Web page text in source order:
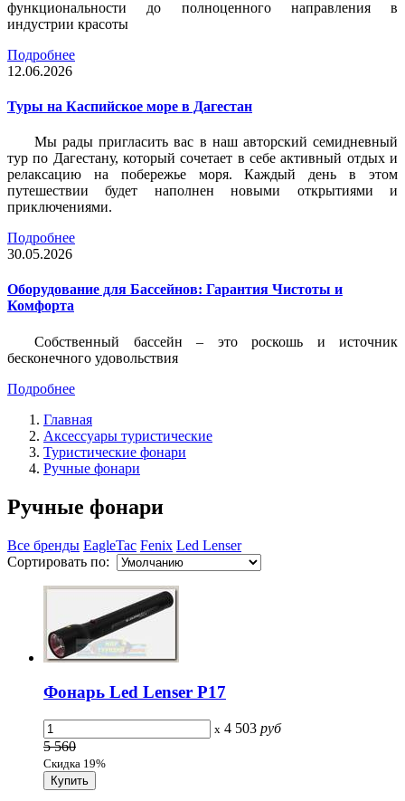
функциональности до полноценного направления в
индустрии красоты
Подробнее
12.06.2026
Туры на Каспийское море в Дагестан
Мы рады пригласить вас в наш авторский семидневный
тур по Дагестану, который сочетает в себе активный отдых и
релаксацию на побережье моря. Каждый день в этом
путешествии будет наполнен новыми открытиями и
приключениями.
Подробнее
30.05.2026
Оборудование для Бассейнов: Гарантия Чистоты и
Комфорта
Собственный бассейн – это роскошь и источник
бесконечного удовольствия
Подробнее
Главная
Аксессуары туристические
Туристические фонари
Ручные фонари
Ручные фонари
Все бренды EagleTac Fenix Led Lenser
Сортировать по:
Фонарь Led Lenser P17
x 4 503 руб
5 560
Скидка 19%